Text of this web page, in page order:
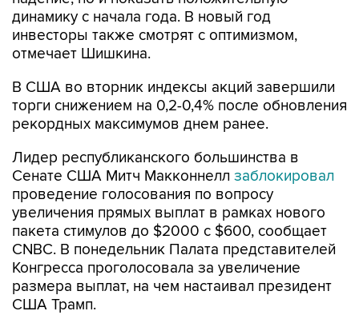
динамику с начала года. В новый год
инвесторы также смотрят с оптимизмом,
отмечает Шишкина.
В США во вторник индексы акций завершили
торги снижением на 0,2-0,4% после обновления
рекордных максимумов днем ранее.
Лидер республиканского большинства в
Сенате США Митч Макконнелл заблокировал
проведение голосования по вопросу
увеличения прямых выплат в рамках нового
пакета стимулов до $2000 с $600, сообщает
CNBC. В понедельник Палата представителей
Конгресса проголосовала за увеличение
размера выплат, на чем настаивал президент
США Трамп.